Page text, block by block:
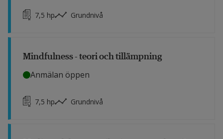
7,5 hp Grundnivå
Mindfulness - teori och tillämpning
Anmälan öppen
7,5 hp Grundnivå